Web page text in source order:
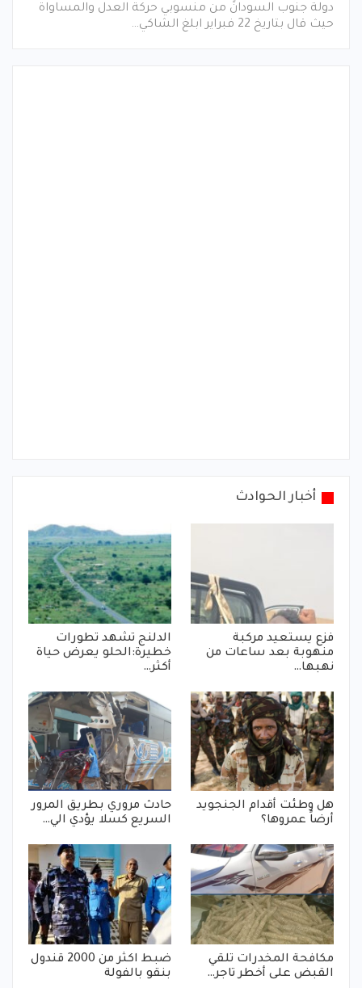
دولة جنوب السودانً من منسوبي حركة العدل والمساواة
حيث قال بتاريخ 22 فبراير ابلغ الشاكي…
أخبار الحوادث
فزع يستعيد مركبة
منهوبة بعد ساعات من
نهبها…
الدلنج تشهد تطورات
خطيرة:الحلو يعرض حياة
أكثر…
هل وطئت أقدام الجنجويد
أرضاً عمروها؟
حادث مروري بطريق المرور
السريع كسلا يؤدي الي…
مكافحة المخدرات تلقي
القبض على أخطر تاجر…
ضبط اكثر من 2000 قندول
بنقو بالفولة